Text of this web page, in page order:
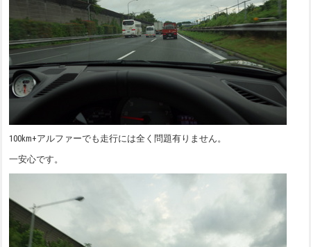
100km+アルファーでも走行には全く問題有りません。
一安心です。